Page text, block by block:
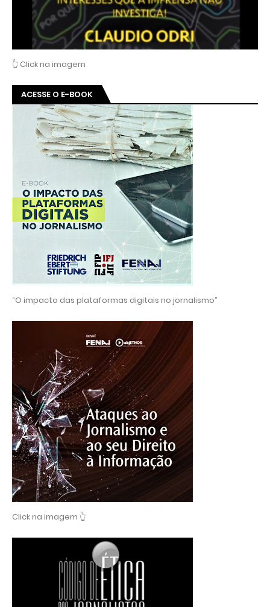
👆 Click na imagem
ACESSE O E-BOOK
“O impacto das plataformas digitais no jornalismo”
Click na imagem 👆